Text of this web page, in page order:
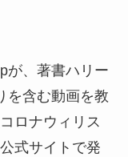
が、著書ハリー
を含む動画を教
ロナウィリス
式サイトで発